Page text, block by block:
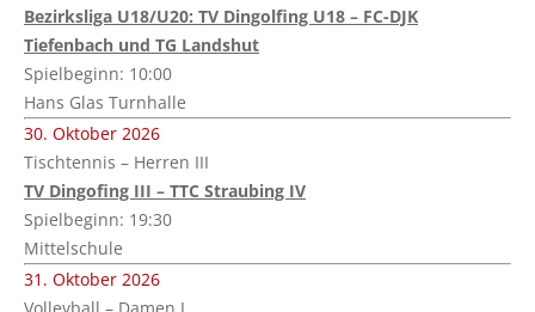
Bezirksliga U18/U20: TV Dingolfing U18 – FC-DJK
Tiefenbach und TG Landshut
Spielbeginn: 10:00
Hans Glas Turnhalle
30. Oktober 2026
Tischtennis – Herren III
TV Dingofing III – TTC Straubing IV
Spielbeginn: 19:30
Mittelschule
31. Oktober 2026